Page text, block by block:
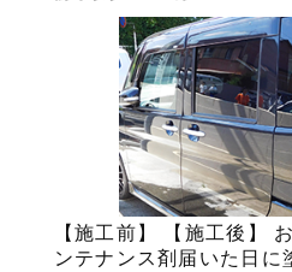
【施工前】 【施工後】
ンテナンス剤届いた日に